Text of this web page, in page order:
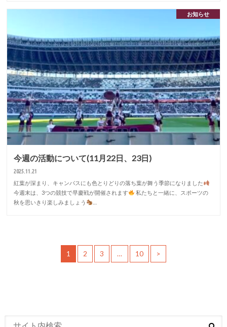
お知らせ
今週の活動について(11月22日、23日)
2025.11.21
紅葉が深まり、キャンパスにも色とりどりの落ち葉が舞う季節になりました
今週末は、3つの競技で早慶戦が開催されます
私たちと一緒に、スポーツの
秋を思いきり楽しみましょう
1 2 3 … 10 >